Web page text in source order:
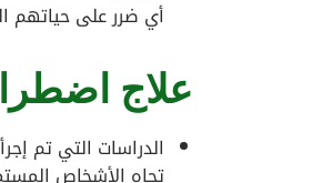
أي ضرر على حياتهم
علاج
الدراسات التي تم
تجاه الأشخاص